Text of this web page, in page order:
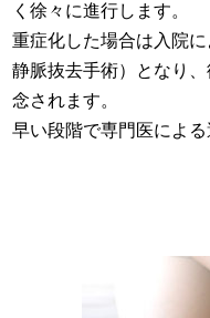
く徐々に進行します。
重症化した場合は入院
静脈抜去手術）となり
念されます。
早い段階で専門医による